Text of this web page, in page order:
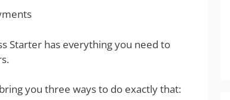
Starter has everything you need to
you three ways to do exactly that: